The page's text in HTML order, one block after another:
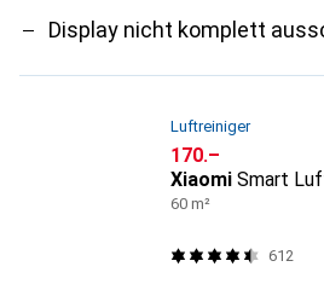
Display nicht komplett
Luftreiniger
CHF
170.–
Xiaomi Smart
60 m²
612